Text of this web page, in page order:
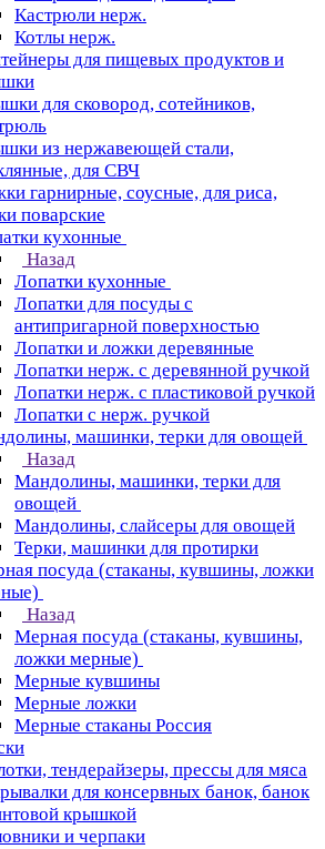
Кастрюли нерж.
Котлы нерж.
для пищевых продуктов и
для сковород, сотейников,
из нержавеющей стали,
для СВЧ
гарнирные, соусные, для риса,
поварские
кухонные
Назад
Лопатки кухонные
Лопатки для посуды с
антипригарной поверхностью
Лопатки и ложки деревянные
Лопатки нерж. с деревянной ручкой
Лопатки нерж. с пластиковой ручкой
Лопатки с нерж. ручкой
машинки, терки для овощей
Назад
Мандолины, машинки, терки для
овощей
Мандолины, слайсеры для овощей
Терки, машинки для протирки
посуда (стаканы, кувшины, ложки
Назад
Мерная посуда (стаканы, кувшины,
ложки мерные)
Мерные кувшины
Мерные ложки
Мерные стаканы Россия
тендерайзеры, прессы для мяса
для консервных банок, банок
крышкой
и черпаки